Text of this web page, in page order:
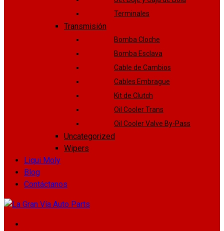
Terminales
Transmisión
Bomba Cloche
Bomba Esclava
Cable de Cambios
Cables Embrague
Kit de Clutch
Oil Cooler Trans
Oil Cooler Valve By-Pass
Uncategorized
Wipers
Liqui Moly
Blog
Contáctanos